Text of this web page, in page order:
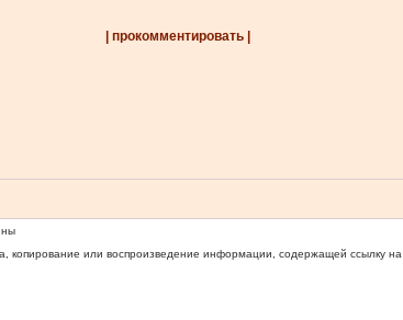
| прокомментировать |
копирование или воспроизведение информации, содержащей ссылку